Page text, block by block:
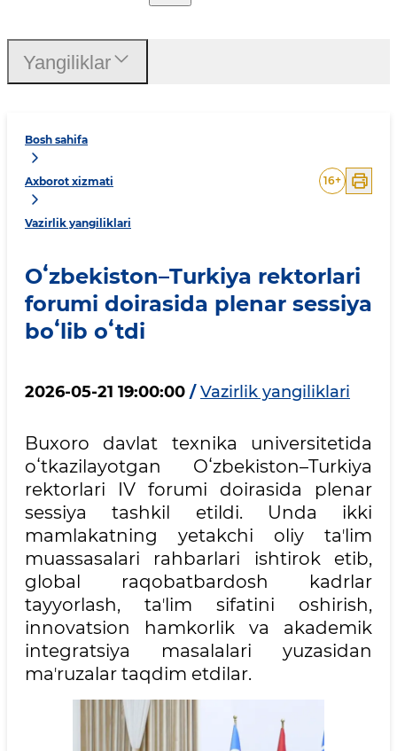
Bosh sahifa
Axborot xizmati
Vazirlik yangiliklari
16+
Oʻzbekiston–Turkiya rektorlari
forumi doirasida plenar sessiya
boʻlib oʻtdi
2026-05-21 19:00:00 / Vazirlik yangiliklari
Buxoro davlat texnika universitetida
oʻtkazilayotgan Oʻzbekiston–Turkiya
rektorlari IV forumi doirasida plenar
sessiya tashkil etildi. Unda ikki
mamlakatning yetakchi oliy taʼlim
muassasalari rahbarlari ishtirok etib,
global raqobatbardosh kadrlar
tayyorlash, taʼlim sifatini oshirish,
innovatsion hamkorlik va akademik
integratsiya masalalari yuzasidan
maʼruzalar taqdim etdilar.
Yangiliklar